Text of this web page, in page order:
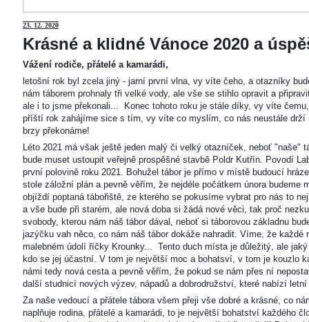
23. 12. 2020
Krásné a klidné Vánoce 2020 a
Vážení rodiče, přátelé a kamarádi,
letošní rok byl zcela jiný - jarní první vlna, vy víte čeho, a otazníky
nám táborem prohnaly tři velké vody, ale vše se stihlo opravit a
ale i to jsme překonali... Konec tohoto roku je stále díky, vy víte
příští rok zahájíme sice s tím, vy víte co myslím, co nás neustále
brzy překonáme!
Léto 2021 má však ještě jeden malý či velký otazníček, neboť "naše"
bude muset ustoupit veřejně prospěšné stavbě Poldr Kutřín. Povodí
první polovině roku 2021. Bohužel tábor je přímo v místě budoucí
stole záložní plán a pevně věřím, že nejdéle počátkem února
objíždí poptaná tábořiště, ze kterého se pokusíme vybrat pro nás to
a vše bude při starém, ale nová doba si žádá nové věci, tak proč
svobody, kterou nám náš tábor dával, neboť si táborovou základnu
jazýčku vah něco, co nám náš tábor dokáže nahradit. Víme, že
malebném údolí říčky Krounky... Tento duch místa je důležitý, ale
kdo se jej účastní. V tom je největší moc a bohatsví, v tom je kouzlo
námi tedy nová cesta a pevně věřím, že pokud se nám přes ní
další studnicí nových výzev, nápadů a dobrodružství, které nabízí letní
Za naše vedoucí a přátele tábora všem přeji vše dobré a krásné, co
naplňuje rodina, přátelé a kamarádi, to je největší bohatství každého